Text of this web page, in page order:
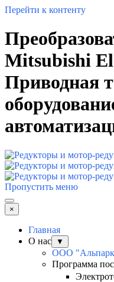
Перейти к контенту
Mitsubishi
Приводная
Пропустить меню
×
Главная
О нас
▼
ООО
Программа